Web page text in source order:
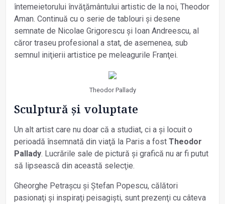
întemeietorului învăţământului artistic de la noi, Theodor
Aman. Continuă cu o serie de tablouri și desene
semnate de Nicolae Grigorescu și Ioan Andreescu, al
căror traseu profesional a stat, de asemenea, sub
semnul iniţierii artistice pe meleagurile Franţei.
Theodor Pallady
Sculptură și voluptate
Un alt artist care nu doar că a studiat, ci a și locuit o
perioadă însemnată din viaţă la Paris a fost Theodor
Pallady. Lucrările sale de pictură și grafică nu ar fi putut
să lipsească din această selecţie.
Gheorghe Petrașcu și Ștefan Popescu, călători
pasionaţi și inspi­raţi peisagiști, sunt prezenţi cu câteva